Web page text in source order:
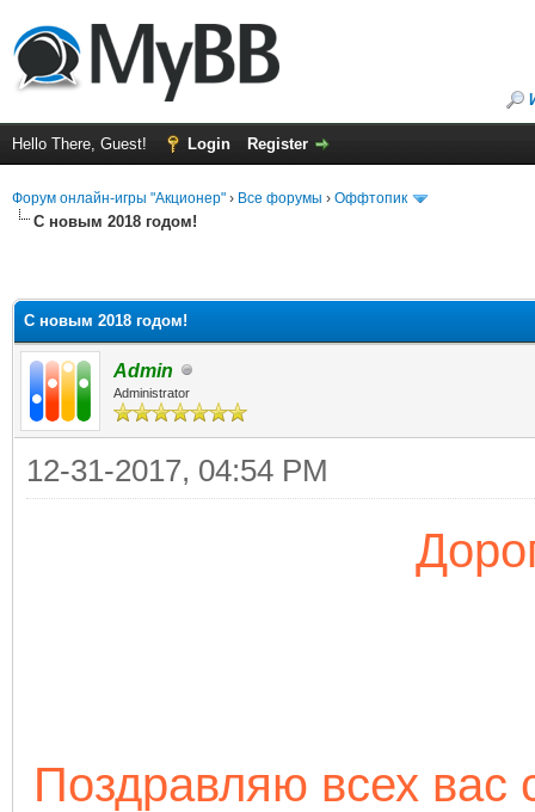
Hello There, Guest! Login Register
Форум онлайн-игры "Акционер" › Все форумы › Оффтопик
С новым 2018 годом!
С новым 2018 годом!
Admin
Administrator
12-31-2017, 04:54 PM
Поздравляю всех